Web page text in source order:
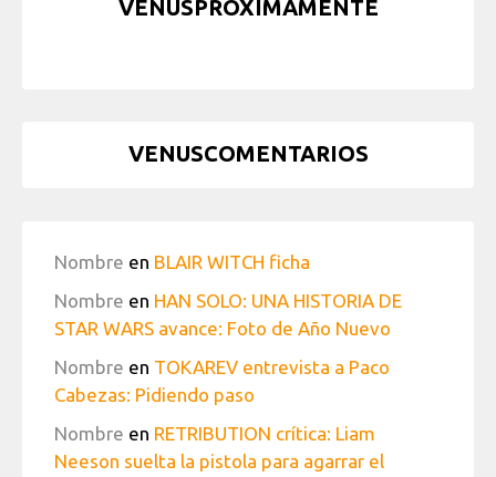
VENUSPRÓXIMAMENTE
VENUSCOMENTARIOS
Nombre en BLAIR WITCH ficha
Nombre en HAN SOLO: UNA HISTORIA DE
STAR WARS avance: Foto de Año Nuevo
Nombre en TOKAREV entrevista a Paco
Cabezas: Pidiendo paso
Nombre en RETRIBUTION crítica: Liam
Neeson suelta la pistola para agarrar el